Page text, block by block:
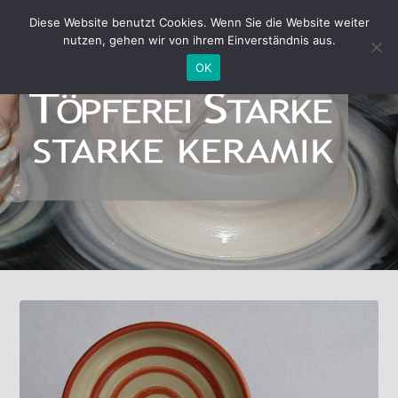
Diese Website benutzt Cookies. Wenn Sie die Website weiter
nutzen, gehen wir von ihrem Einverständnis aus.
OK